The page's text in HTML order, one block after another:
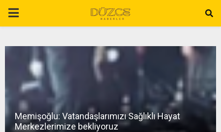
P
AMemişoğlu: Vatandaşlarımızı Sağlıklı Hayat
Merkezlerimize bekliyoruz